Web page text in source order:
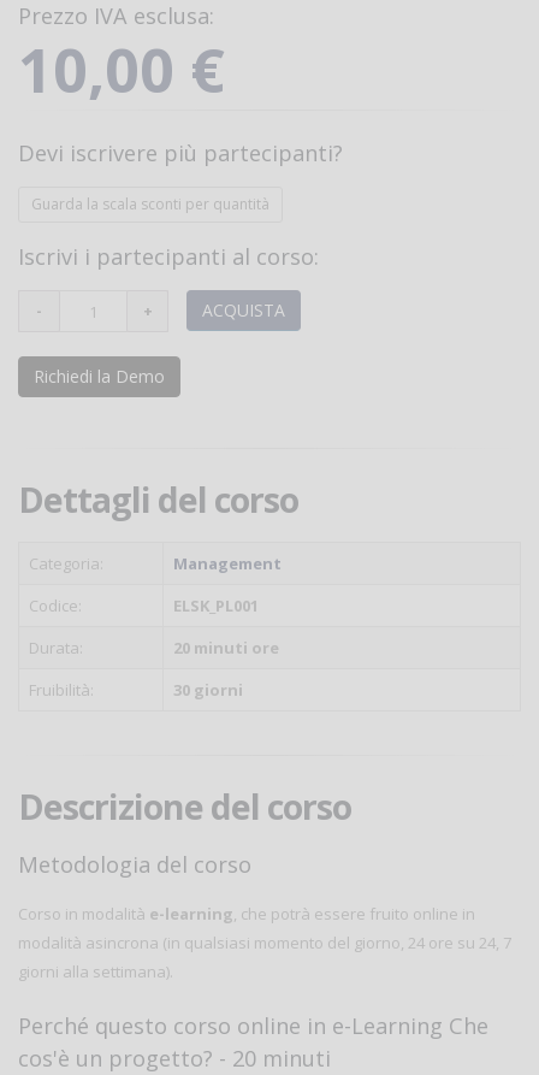
Prezzo IVA esclusa:
10,00 €
Devi iscrivere più partecipanti?
Guarda la scala sconti per quantità
Iscrivi i partecipanti al corso:
ACQUISTA
Richiedi la Demo
Dettagli del corso
Categoria:
Management
Codice:
ELSK_PL001
Durata:
20 minuti ore
Fruibilità:
30 giorni
Descrizione del corso
Metodologia del corso
Corso in modalità e-learning, che potrà essere fruito online in
modalità asincrona (in qualsiasi momento del giorno, 24 ore su 24, 7
giorni alla settimana).
Perché questo corso online in e-Learning Che
cos'è un progetto? - 20 minuti